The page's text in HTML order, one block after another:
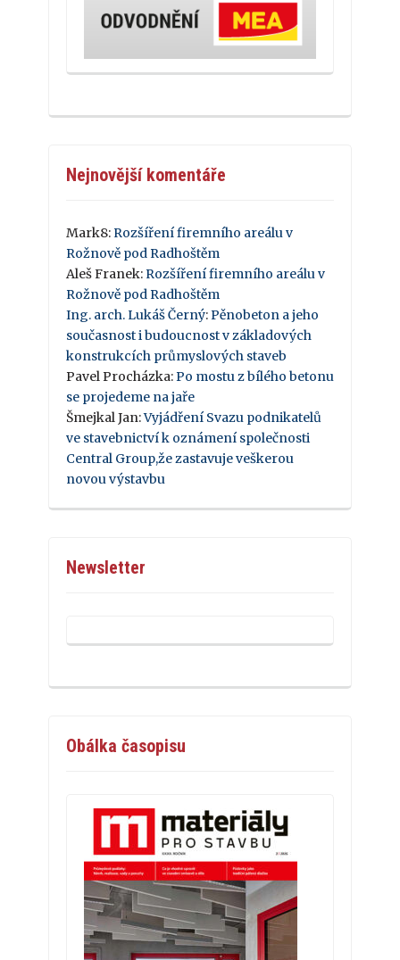
Nejnovější komentáře
Mark8:Rozšíření firemního areálu v
Rožnově pod Radhoštěm
Aleš Franek:Rozšíření firemního areálu v
Rožnově pod Radhoštěm
Ing. arch. Lukáš Černý:Pěnobeton a jeho
současnost i budoucnost v základových
konstrukcích průmyslových staveb
Pavel Procházka:Po mostu z bílého betonu
se projedeme na jaře
Šmejkal Jan:Vyjádření Svazu podnikatelů
ve stavebnictví k oznámení společnosti
Central Group,že zastavuje veškerou
novou výstavbu
Newsletter
Obálka časopisu